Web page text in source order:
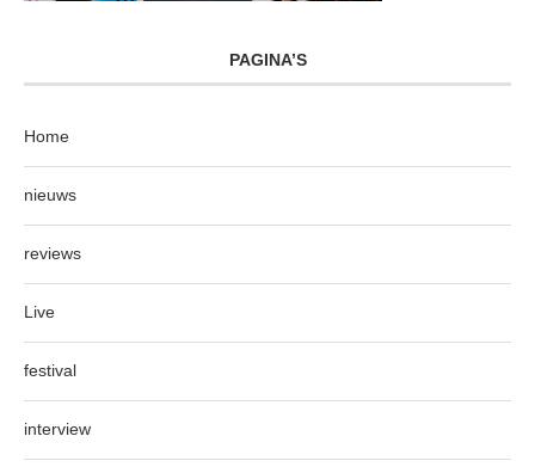
PAGINA’S
Home
nieuws
reviews
Live
festival
interview